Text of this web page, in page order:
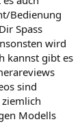
Bedienung
Spass
wird
kannst gibt es
sind
Modells